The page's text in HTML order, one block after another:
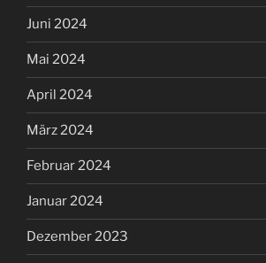
Juni 2024
Mai 2024
April 2024
März 2024
Februar 2024
Januar 2024
Dezember 2023